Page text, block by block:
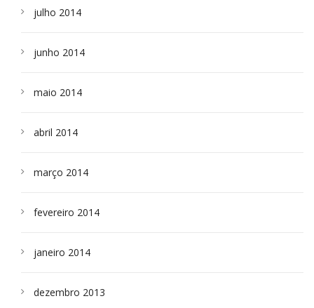
julho 2014
junho 2014
maio 2014
abril 2014
março 2014
fevereiro 2014
janeiro 2014
dezembro 2013